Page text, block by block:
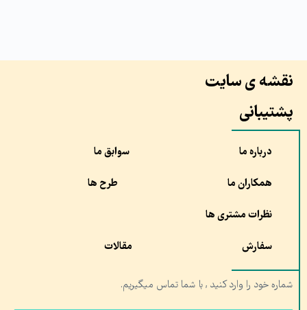
نقشه ی سایت
پشتیبانی
درباره ما سوابق ما
همکاران ما طرح ها
نظرات مشتری ها
سفارش مقالات
شماره خود را وارد کنید , با شما تماس میگیریم.